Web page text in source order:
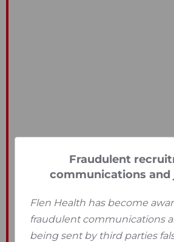
Fraudulent
communications and
Flen Health has become
fraudulent communications
being sent by third parties